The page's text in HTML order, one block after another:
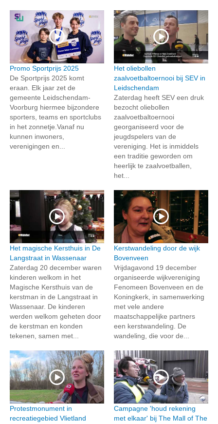
Promo Sportprijs 2025
De Sportprijs 2025 komt
eraan. Elk jaar zet de
gemeente Leidschendam-
Voorburg hiermee bijzondere
sporters, teams en sportclubs
in het zonnetje.Vanaf nu
kunnen inwoners,
verenigingen en...
Het oliebollen
zaalvoetbaltoernooi bij SEV in
Leidschendam
Zaterdag heeft SEV een druk
bezocht oliebollen
zaalvoetbaltoernooi
georganiseerd voor de
jeugdspelers van de
vereniging. Het is inmiddels
een traditie geworden om
heerlijk te zaalvoetballen,
het...
Het magische Kersthuis in De
Langstraat in Wassenaar
Zaterdag 20 december waren
kinderen welkom in het
Magische Kersthuis van de
kerstman in de Langstraat in
Wassenaar. De kinderen
werden welkom geheten door
de kerstman en konden
tekenen, samen met...
Kerstwandeling door de wijk
Bovenveen
Vrijdagavond 19 december
organiseerde wijkvereniging
Fenomeen Bovenveen en de
Koningkerk, in samenwerking
met vele andere
maatschappelijke partners
een kerstwandeling. De
wandeling, die voor de...
Protestmonument in
recreatiegebied Vlietland
Campagne 'houd rekening
met elkaar' bij The Mall of The